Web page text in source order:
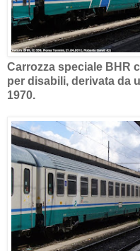
Carrozza speciale BHR
per disabili, derivata da
1970.